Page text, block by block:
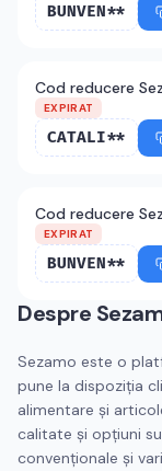
BUNVEN**
Cod reducere
EXPIRAT
CATALI**
Cod reducere
EXPIRAT
BUNVEN**
Despre
Sezamo este o
pune la dispoziția
alimentare și
calitate și opțiuni
convenționale și